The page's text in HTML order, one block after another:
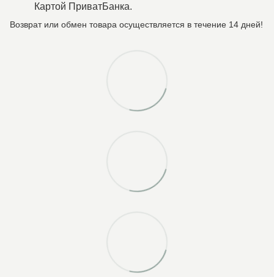
Картой ПриватБанка.
Возврат или обмен товара осуществляется в течение 14 дней!